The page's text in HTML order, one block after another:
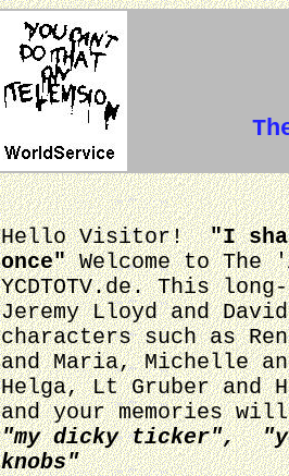
Hello Visitor!"I
once"Welcome to The
YCDTOTV.de. This
Jeremy Lloyd and
characters such as
and Maria, Michelle
Helga, Lt Gruber
and your memories
"my dicky ticker",
knobs"